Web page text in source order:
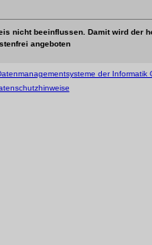
nicht beeinflussen. Damit wird der
angeboten
der Informatik